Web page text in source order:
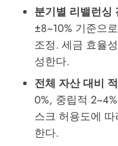
분기별 리밸런싱
±8~10% 기준으
조정. 세금 효율
성한다.
전체 자산 대비
0%, 중립적
스크 허용도에
한다.